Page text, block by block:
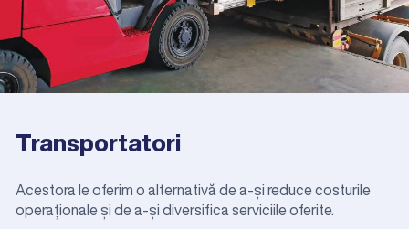
Transportatori
Acestora le oferim o alternativă de a-și reduce costurile
operaționale și de a-și diversifica serviciile oferite.